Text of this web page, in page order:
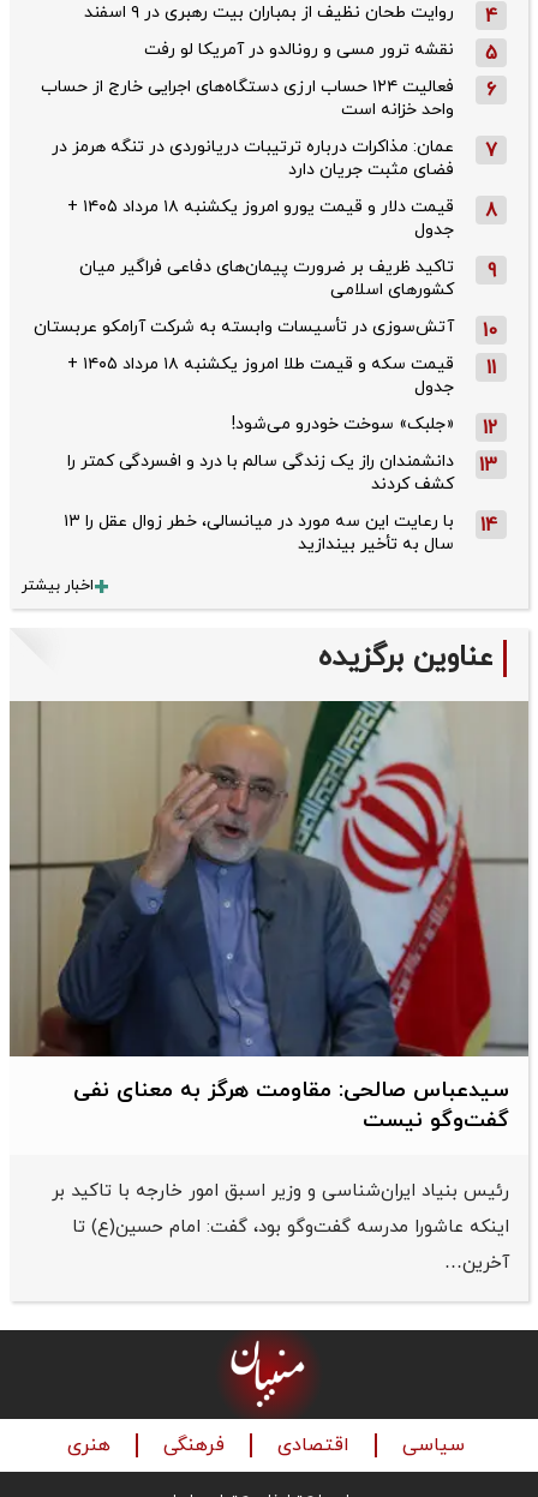
4 روایت طحان‌ نظیف از بمباران بیت رهبری در ۹ اسفند
5 نقشه ترور مسی و رونالدو در آمریکا لو رفت
6
فعالیت ۱۲۴ حساب ارزی دستگاه‌های اجرایی خارج از حساب
واحد خزانه است
7
عمان: مذاکرات درباره ترتیبات دریانوردی در تنگه هرمز در
فضای مثبت جریان دارد
8
قیمت دلار و قیمت یورو امروز یکشنبه ۱۸ مرداد ۱۴۰۵ +
جدول
9
تاکید ظریف بر ضرورت پیمان‌های دفاعی فراگیر میان
کشورهای اسلامی
10 آتش‌سوزی در تأسیسات وابسته به شرکت آرامکو عربستان
11
قیمت سکه و قیمت طلا امروز یکشنبه ۱۸ مرداد ۱۴۰۵ +
جدول
12 «جلبک» سوخت خودرو می‌شود!
13
دانشمندان راز یک زندگی سالم با درد و افسردگی کمتر را
کشف کردند
14
با رعایت این سه مورد در میانسالی، خطر زوال عقل را ۱۳
سال به تأخیر بیندازید
اخبار بیشتر
عناوین برگزیده
سیدعباس صالحی: مقاومت هرگز به معنای نفی
گفت‌وگو نیست
رئیس بنیاد ایران‌شناسی و وزیر اسبق امور خارجه با تاکید بر
اینکه عاشورا مدرسه گفت‌وگو بود، گفت: امام حسین(ع) تا
آخرین…
سیاسی اقتصادی فرهنگی هنری